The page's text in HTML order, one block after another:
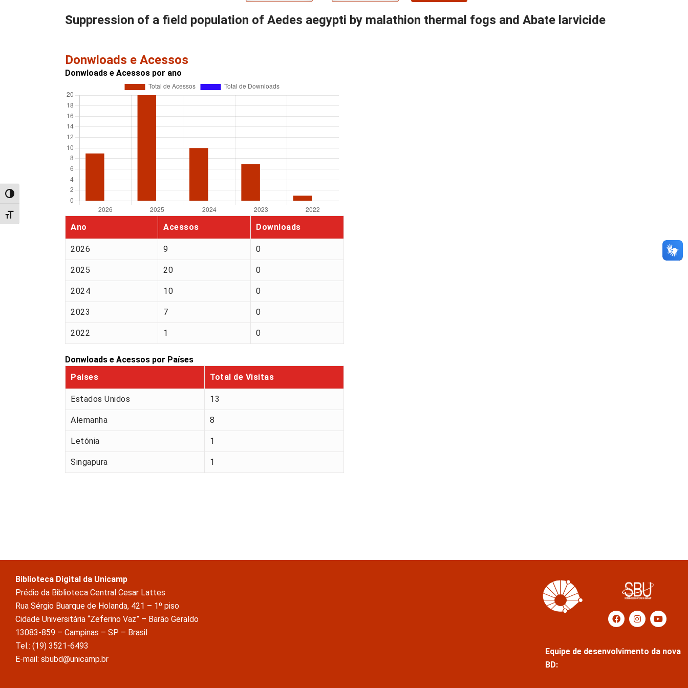
Alternar alto contraste
Alternar tamanho da fonte
Suppression of a field population of Aedes aegypti by malathion thermal fogs and Abate larvicide
Donwloads e Acessos
Donwloads e Acessos por ano
Ano Acessos Downloads
2026 9 0
2025 20 0
2024 10 0
2023 7 0
2022 1 0
Donwloads e Acessos por Países
Países
Total de Visitas
Estados Unidos 13
Alemanha 8
Letónia 1
Singapura 1
Biblioteca Digital da Unicamp
Prédio da Biblioteca Central Cesar Lattes
Rua Sérgio Buarque de Holanda, 421 – 1º piso
Cidade Universitária “Zeferino Vaz” – Barão Geraldo
13083-859 – Campinas – SP – Brasil
Tel.: (19) 3521-6493
E-mail: sbubd@unicamp.br
Equipe de desenvolvimento da nova
BD: